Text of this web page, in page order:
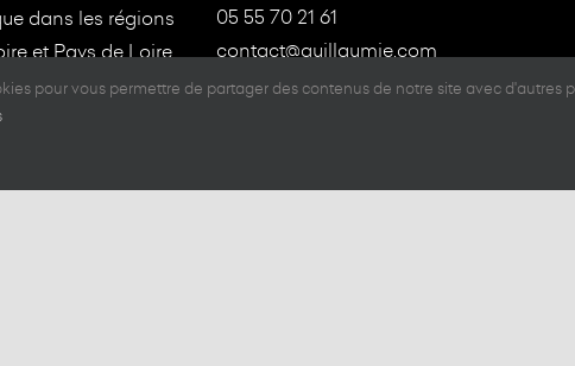
dans les régions
et Pays de Loire
sont
sur-Vienne et
05 55 70 21 61
contact@guillaumie.com
CONTACT TOULOUSE
31470 Bonrepos-sur-Aussonnelle
pour vous permettre de partager des contenus de notre site avec d'autres